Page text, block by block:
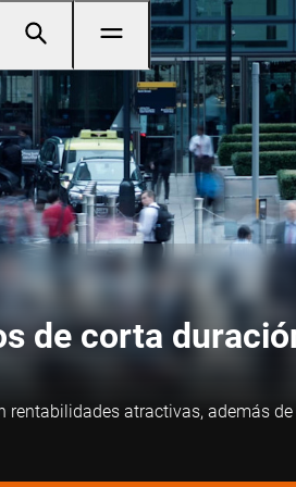
de corta
atractivas, además